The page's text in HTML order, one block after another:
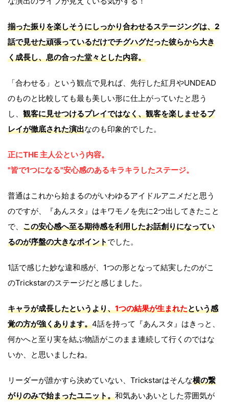
揃った振りを楽しそうにしっかり合わせるステージングは、2
話で見せた頑張っているだけでチグハグだった彼らから大き
く成長し、息の合った堂々とした内容。
「合わせる」という観点で見れば、先行した紅月やUNDEAD
のものと比較しても最も美しい形に仕上がっていたと思う
し、 観客に見せつけるプレイではなく、観客を楽しませるプ
レイが徹底された演出なのも印象的でした。
正にTHE 主人公という内容。
"皆で1つになる"安心感のあるキラキラしたステージ。
普通はこれから始まるのがいわゆるアイドルアニメだと思う
のですが、『あんスタ』はキワモノを先に2つ出してきたこと
で、 この安心感へ至る期待感を利用したお話創りになってい
るのが序盤の大きなポイントでした。
1話で感じた妙な違和感が、1つの形となって結実したのがこ
のTrickstarのステージだと感じました。
キャラが成長したというより、1つの結果が生まれたという感
覚の方が強くあります。4話を持って『あんスタ』はきっと、
何かへと至り実を結ぶ物語がこのまま連続して行くのではな
いか、と思いましたね。
リーダーが誰かすら決めていない、Trickstarはそんな横の繋
がりのみで始まったユニット。和気あいあいとした雰囲気が